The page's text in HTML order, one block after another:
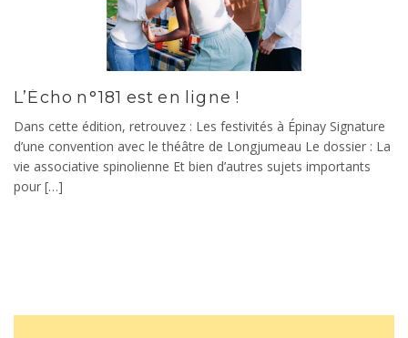
L’Écho n°181 est en ligne !
Dans cette édition, retrouvez : Les festivités à Épinay Signature
d’une convention avec le théâtre de Longjumeau Le dossier : La
vie associative spinolienne Et bien d’autres sujets importants
pour […]